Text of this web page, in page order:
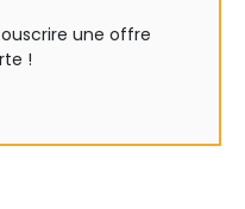
une offre
!